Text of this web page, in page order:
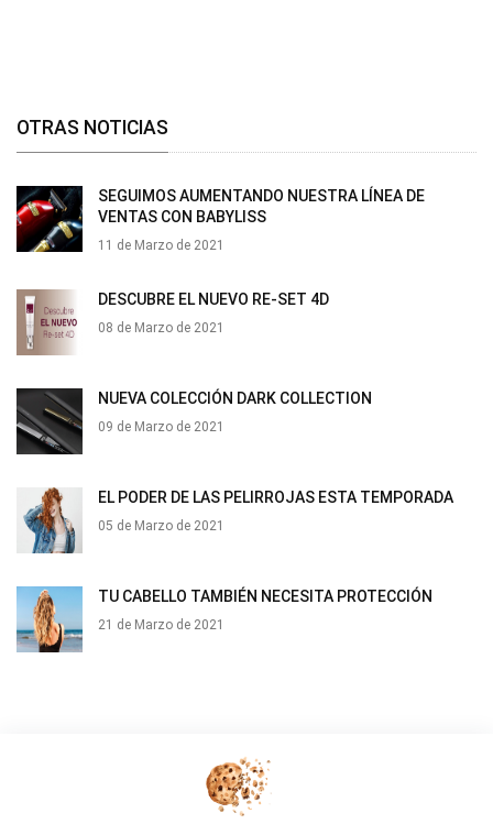
OTRAS NOTICIAS
SEGUIMOS AUMENTANDO NUESTRA LÍNEA DE
VENTAS CON BABYLISS
11 de Marzo de 2021
DESCUBRE EL NUEVO RE-SET 4D
08 de Marzo de 2021
NUEVA COLECCIÓN DARK COLLECTION
09 de Marzo de 2021
EL PODER DE LAS PELIRROJAS ESTA TEMPORADA
05 de Marzo de 2021
TU CABELLO TAMBIÉN NECESITA PROTECCIÓN
21 de Marzo de 2021